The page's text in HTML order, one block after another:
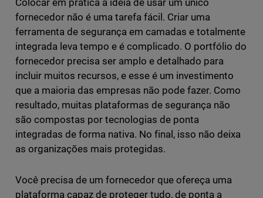
Colocar em prática a ideia de usar um único
fornecedor não é uma tarefa fácil. Criar uma
ferramenta de segurança em camadas e totalmente
integrada leva tempo e é complicado. O portfólio do
fornecedor precisa ser amplo e detalhado para
incluir muitos recursos, e esse é um investimento
que a maioria das empresas não pode fazer. Como
resultado, muitas plataformas de segurança não
são compostas por tecnologias de ponta
integradas de forma nativa. No final, isso não deixa
as organizações mais protegidas.
Você precisa de um fornecedor que ofereça uma
plataforma capaz de proteger tudo, de ponta a